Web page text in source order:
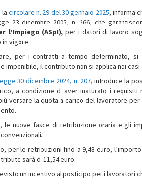
la circolare n. 29 del 30 gennaio 2025, informa
23 dicembre 2005, n. 266, che
l’Impiego (ASpI),per i datori di lavoro
in vigore.
per i contratti a tempo determinato, si
imponibile, il contributo non si applica nei
30 dicembre 2024, n. 207, introduce la
a condizione di aver maturato i requisiti
versare la quota a carico del lavoratore
le nuove fasce di retribuzione oraria e gli
per le retribuzioni fino a 9,48 euro,
sarà di 11,54 euro.
un incentivo al posticipo per i lavoratori